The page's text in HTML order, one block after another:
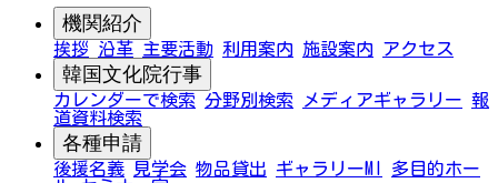
機関紹介
挨拶 沿革 主要活動 利用案内 施設案内 アクセス
韓国文化院行事
カレンダーで検索 分野別検索 メディアギャラリー 報
道資料検索
各種申請
後援名義 見学会 物品貸出 ギャラリーMI
多目的ホー